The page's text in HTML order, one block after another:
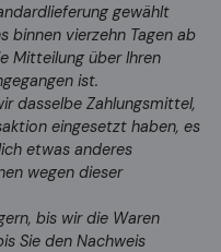
gewählt
binnen vierzehn Tagen ab
Mitteilung über Ihren
ist.
dasselbe Zahlungsmittel,
eingesetzt haben, es
etwas anderes
wegen dieser
bis wir die Waren
Sie den Nachweis